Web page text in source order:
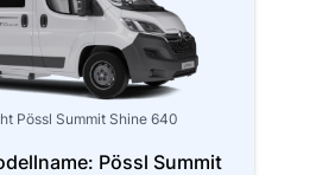
Pössl Summit Shine 640
Pössl Summit